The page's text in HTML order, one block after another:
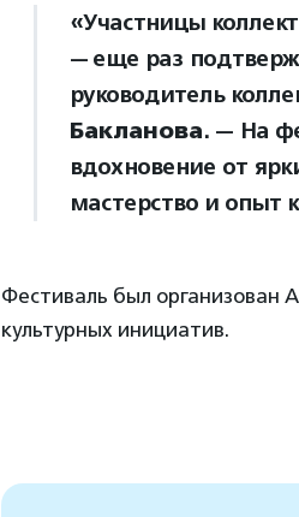
«Участницы
— еще раз
руководитель
Бакланова. — На
вдохновение от
мастерство и опыт
Фестиваль был организован
культурных инициатив.